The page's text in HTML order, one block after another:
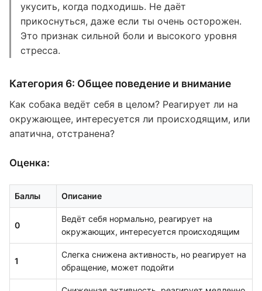
укусить, когда подходишь. Не даёт
прикоснуться, даже если ты очень осторожен.
Это признак сильной боли и высокого уровня
стресса.
Категория 6: Общее поведение и внимание
Как собака ведёт себя в целом? Реагирует ли на
окружающее, интересуется ли происходящим, или
апатична, отстранена?
Оценка:
Баллы Описание
0
Ведёт себя нормально, реагирует на
окружающих, интересуется происходящим
1
Слегка снижена активность, но реагирует на
обращение, может подойти